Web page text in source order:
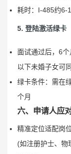
耗时：I-485约6-
5. 登陆激活绿卡
面试通过后，6
以下未婚子女可
绿卡条件：需在
个月
六、申请人应
精准定位适配岗
(如注册护士、物